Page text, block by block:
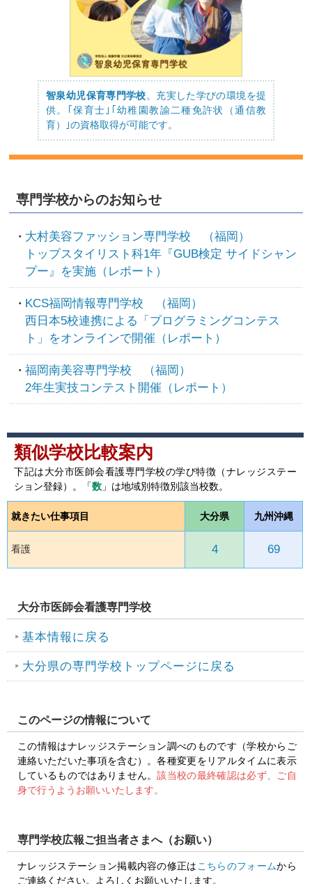
智泉幼児保育専門学校。充実した学びの環境を提
供。｢保育士｣｢幼稚園教諭二種免許状（通信教
育）｣の資格取得が可能です。
専門学校からのお知らせ
大村美容ファッション専門学校 （福岡）
トップスタイリスト科1年『GUB検定 サイドシャン
プー』を実施（レポート）
KCS福岡情報専門学校 （福岡）
西日本5校連携による「プログラミングコンテス
ト」をオンラインで開催（レポート）
福岡南美容専門学校 （福岡）
2年生実技コンテスト開催（レポート）
類似学校比較案内
下記は大分市医師会看護専門学校の学び特徴（ナレッジステー
ション登録）。「数 」は地域別特徴別該当校数。
就きたい仕事項目 大分県 九州沖縄
看護 4 69
大分市医師会看護専門学校
基本情報に戻る
大分県の専門学校トップページに戻る
このページの情報について
この情報はナレッジステーション調べのものです（学校からご
連絡いただいた事項を含む）。各種変更をリアルタイムに表示
しているものではありません。該当校の最終確認は必ず、ご自
身で行うようお願いいたします。
専門学校広報ご担当者さまへ（お願い）
ナレッジステーション掲載内容の修正は こちらのフォームから
ご連絡ください。よろしくお願いいたします。